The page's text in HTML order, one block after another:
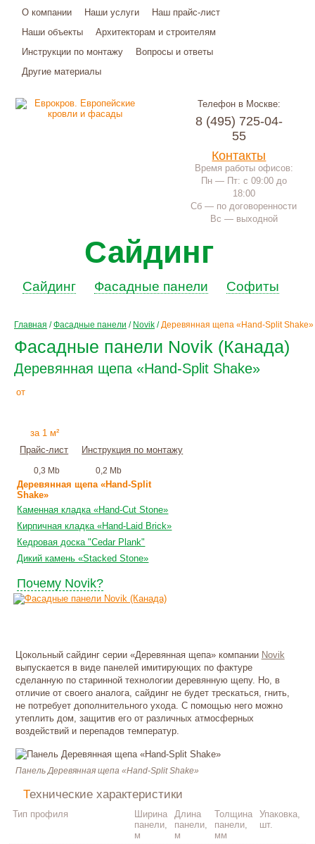
О компании Наши услуги
Наш прайс-лист
Наши объекты
Архитекторам и строителям
Инструкции по монтажу
Вопросы и ответы
Другие материалы
Телефон в Москве:
8 (495) 725-04-
55
Контакты
Время работы офисов:
Пн — Пт: с 09:00 до
18:00
Сб — по договоренности
Вс — выходной
Сайдинг
Сайдинг Фасадные панели Софиты
Главная /Фасадные панели / Novik / Деревянная щепа «Hand-Split Shake»
Фасадные панели Novik (Канада)
Деревянная щепа «Hand-Split Shake»
от
за 1 м²
Прайс-лист
0,3 Mb
Инструкция по монтажу
0,2 Mb
Деревянная щепа «Hand-Split
Shake»
Каменная кладка «Hand-Cut Stone»
Кирпичная кладка «Hand-Laid Brick»
Кедровая доска "Cedar Plank"
Дикий камень «Stacked Stone»
Почему Novik?
Цокольный сайдинг серии «Деревянная щепа» компании Novik
выпускается в виде панелей имитирующих по фактуре
сделанную по старинной технологии деревянную щепу. Но, в
отличие от своего аналога, сайдинг не будет трескаться, гнить,
не потребует дополнительного ухода. С помощью него можно
утеплить дом, защитив его от различных атмосферных
воздействий и перепадов температур.
Панель Деревянная щепа «Hand-Split Shake»
Технические характеристики
Тип профиля
Ширина
панели,
м
Длина
панели,
м
Толщина
панели,
мм
Упаковка,
шт.